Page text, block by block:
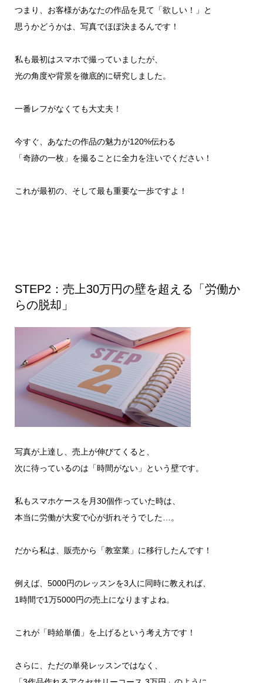
つまり、お客様があなたの作品を見て「欲しい！」と
思うかどうかは、写真でほぼ決まるんです！
私も最初はスマホで撮っていましたが、
光の角度や背景を徹底的に研究しました。
一番レフがなくても大丈夫！
今すぐ、あなたの作品の魅力が120%伝わる
「奇跡の一枚」を撮ることに全力を注いでください！
これが最初の、そして最も重要な一歩ですよ！
STEP2：売上30万円の壁を超える「労働か
らの脱却」
写真が上達し、売上が伸びてくると、
次に待っているのは「時間がない」という壁です。
私もスマホケースを月30個作っていた時は、
本当に労働が大変で心が折れそうでした…。
だから私は、販売から「教室業」に移行したんです！
例えば、5000円のレッスンを3人に同時に教えれば、
1時間で1万5000円の売上になりますよね。
これが「時給単価」を上げるという考え方です！
さらに、ただの単発レッスンではなく、